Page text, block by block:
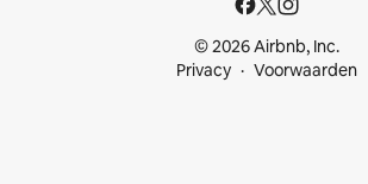
© 2026 Airbnb, Inc.
Privacy
Voorwaarden